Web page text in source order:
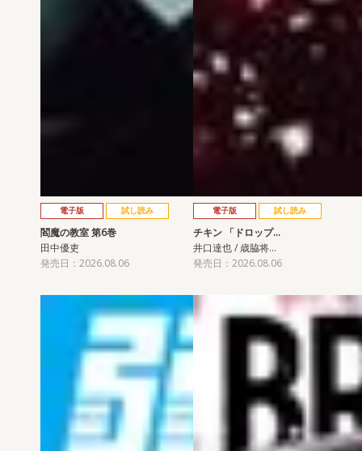
電子版 試し読み
閻魔の教室 第6巻
田中優吏
発売日：2026.08.06
電子版 試し読み
チキン 「ドロップ…
井口達也 / 歳脇将…
発売日：2026.08.06